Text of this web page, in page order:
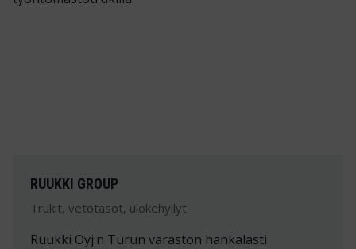
RUUKKI GROUP
Trukit, vetotasot, ulokehyllyt
Ruukki Oyj:n Turun varaston hankalasti